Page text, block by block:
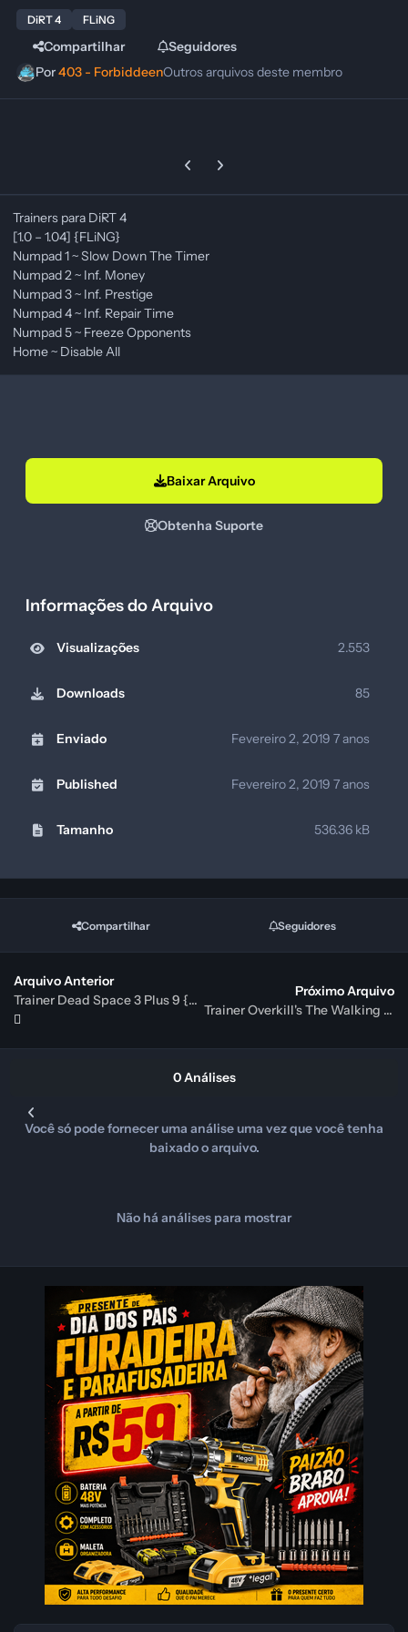
DiRT 4 FLiNG
Compartilhar
Seguidores
Por403 - ForbiddeenOutros arquivos deste membro
Previous carousel slide
Next carousel slide
Trainers para DiRT 4
[1.0 – 1.04] {FLiNG}
Numpad 1 ~ Slow Down The Timer
Numpad 2 ~ Inf. Money
Numpad 3 ~ Inf. Prestige
Numpad 4 ~ Inf. Repair Time
Numpad 5 ~ Freeze Opponents
Home ~ Disable All
Baixar Arquivo
Obtenha Suporte
Informações do Arquivo
Visualizações 2.553
Downloads 85
Enviado Fevereiro 2, 2019 7 anos
Published Fevereiro 2, 2019 7 anos
Tamanho 536.36 kB
Compartilhar Seguidores
Arquivo Anterior
Trainer Dead Space 3 Plus 9 {FLiNG}
Próximo Arquivo
Trainer Overkill's The Walking Dead {MrAntiFun}
0 Análises
Você só pode fornecer uma análise uma vez que você tenha
baixado o arquivo.
Não há análises para mostrar